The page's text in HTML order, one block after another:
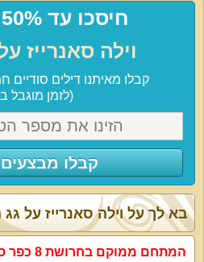
חיסכו עד 50% בהזמנת:
וילה סאנרייז
קבלו מאיתנו דילים סודיים חמים עד
(לזמן מוגבל
קבלו
המתחם ממוקם בחרושת 8 כפר סבא.